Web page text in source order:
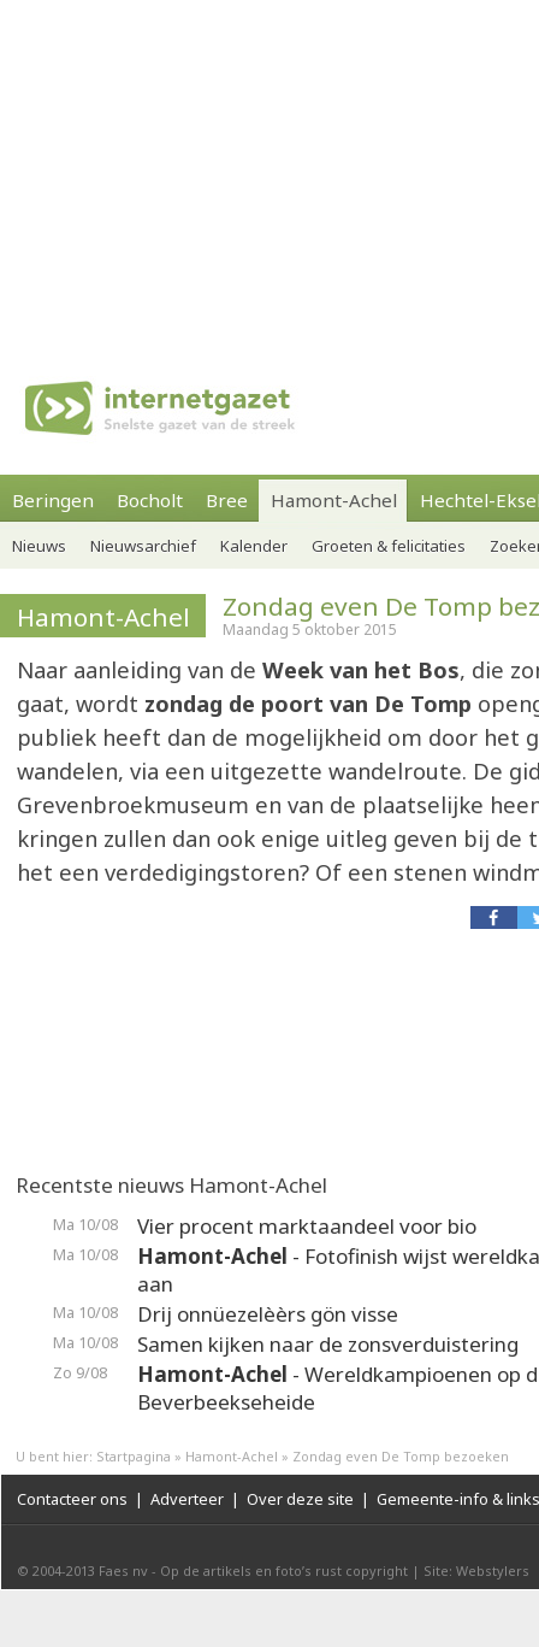
Beringen Bocholt Bree Hamont-Achel Hechtel-
Nieuws Nieuwsarchief Kalender Groeten & felicitaties
Hamont-Achel Zondag even De Tomp
Maandag 5 oktober 2015
Naar aanleiding van de Week van het Bos, die
gaat, wordt zondag de poort van De Tomp
publiek heeft dan de mogelijkheid om door het
wandelen, via een uitgezette wandelroute. De
Grevenbroekmuseum en van de plaatselijke
kringen zullen dan ook enige uitleg geven bij de
het een verdedigingstoren? Of een stenen
Recentste nieuws Hamont-Achel
Ma 10/08 Vier procent marktaandeel voor bio
Ma 10/08 Hamont-Achel - Fotofinish wijst
aan
Ma 10/08 Drij onnüezelèèrs gön visse
Ma 10/08 Samen kijken naar de zonsverduistering
Zo 9/08 Hamont-Achel - Wereldkampioenen op
Beverbeekseheide
U bent hier: Startpagina » Hamont-Achel » Zondag even De Tomp bezoeken
Contacteer ons | Adverteer | Over deze site | Gemeente-info & links
© 2004-2013 Faes nv - Op de artikels en foto’s rust copyright | Site: Webstylers